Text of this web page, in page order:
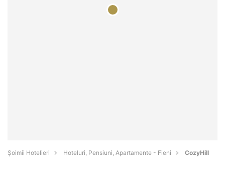
Șoimii Hotelieri Hoteluri, Pensiuni, Apartamente - Fieni CozyHill